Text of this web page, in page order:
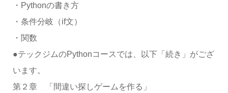
・Pythonの書き方
・条件分岐（if文）
・関数
●テックジムのPythonコースでは、以下「続き」がござ
います。
第２章 「間違い探しゲームを作る」